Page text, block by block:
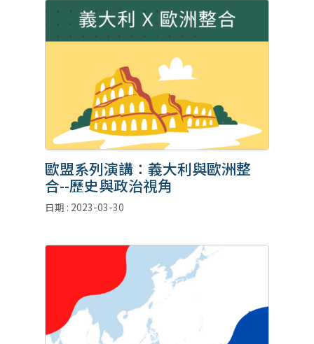
歐盟系列演講：義大利與歐洲整
合--歷史與政治視角
日期 : 2023-03-30